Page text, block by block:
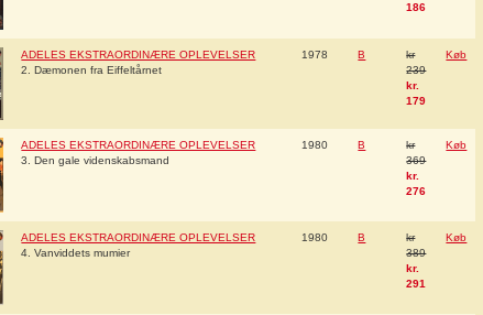
186
ADELES EKSTRAORDINÆRE OPLEVELSER
2. Dæmonen fra Eiffeltårnet
1978 B
kr
239
kr.
179
Køb
ADELES EKSTRAORDINÆRE OPLEVELSER
3. Den gale videnskabsmand
1980 B
kr
369
kr.
276
Køb
ADELES EKSTRAORDINÆRE OPLEVELSER
4. Vanviddets mumier
1980 B
kr
389
kr.
291
Køb